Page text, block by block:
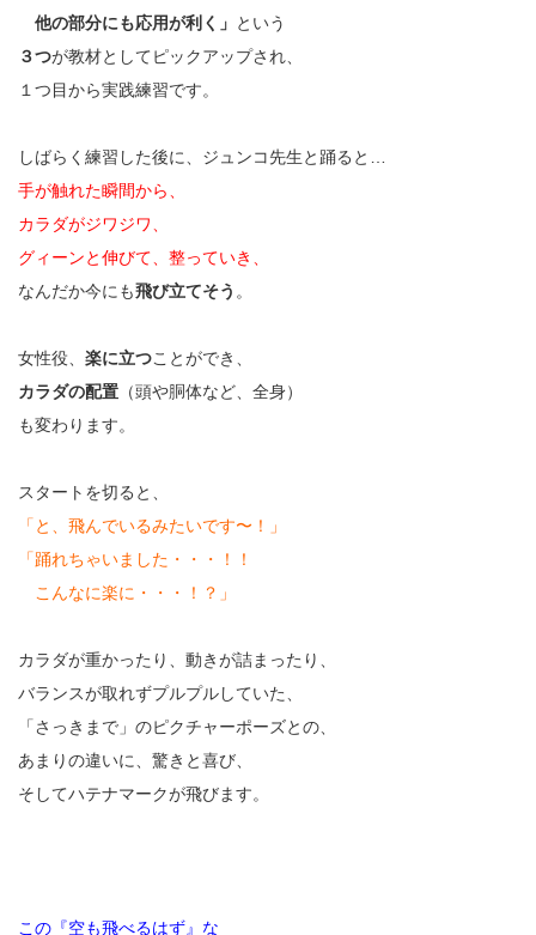
他の部分にも応用が利く」 という
３つが教材としてピックアップされ、
１つ目から実践練習です。
しばらく練習した後に、ジュンコ先生と踊ると…
手が触れた瞬間から、
カラダがジワジワ、
グィーンと伸びて、整っていき、
なんだか今にも飛び立てそう 。
女性役、 楽に立つことができ、
カラダの配置 （頭や胴体など、全身）
も変わります。
スタートを切ると、
「と、飛んでいるみたいです〜！」
「踊れちゃいました・・・！！
こんなに楽に・・・！？」
カラダが重かったり、動きが詰まったり、
バランスが取れずプルプルしていた、
「さっきまで」のピクチャーポーズとの、
あまりの違いに、驚きと喜び、
そしてハテナマークが飛びます。
この『空も飛べるはず』な